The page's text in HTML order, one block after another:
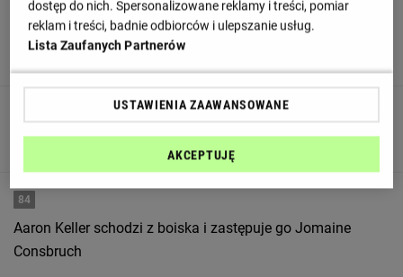
90+ 4'
G O O O L - Noel Futkeu trafia do celu!
G O O O L - Noel Futkeu trafia do celu!
84
Aaron Keller schodzi z boiska i zastępuje go Jomaine
Consbruch
dostęp do nich. Spersonalizowane reklamy i treści, pomiar
reklam i treści, badnie odbiorców i ulepszanie usług.
Lista Zaufanych Partnerów
USTAWIENIA ZAAWANSOWANE
AKCEPTUJĘ